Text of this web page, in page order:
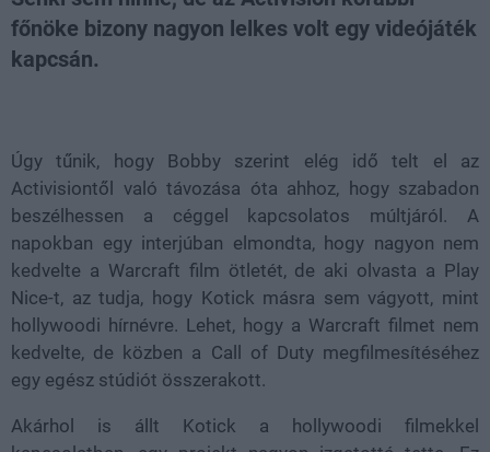
főnöke bizony nagyon lelkes volt egy videójáték
kapcsán.
Úgy tűnik, hogy Bobby szerint elég idő telt el az
Activisiontől való távozása óta ahhoz, hogy szabadon
beszélhessen a céggel kapcsolatos múltjáról. A
napokban egy interjúban elmondta, hogy nagyon nem
kedvelte a Warcraft film ötletét, de aki olvasta a Play
Nice-t, az tudja, hogy Kotick másra sem vágyott, mint
hollywoodi hírnévre. Lehet, hogy a Warcraft filmet nem
kedvelte, de közben a Call of Duty megfilmesítéséhez
egy egész stúdiót összerakott.
Akárhol is állt Kotick a hollywoodi filmekkel